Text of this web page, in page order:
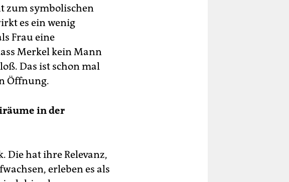
zum symbolischen
es ein wenig
Frau eine
Merkel kein Mann
Das ist schon mal
Öffnung.
in der
Die hat ihre Relevanz,
erleben es als